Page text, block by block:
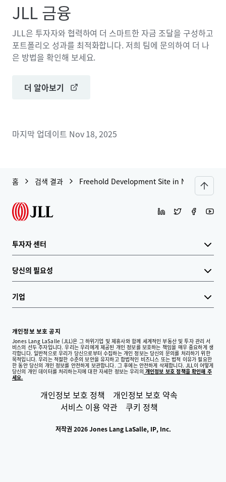
JLL 금융
JLL은 투자자와 협력하여 더 스마트한 자금 조달을 구성하고
포트폴리오 성과를 최적화합니다. 저희 팀에 문의하여 더 나
은 방법을 확인해 보세요.
더 알아보기
마지막 업데이트 Nov 18, 2025
홈 검색 결과 Freehold Development Site in Na Jom
투자자 센터
당신의 필요성
기업
개인정보 보호 공지
Jones Lang LaSalle (JLL)은 그 하위기업 및 제휴사와 함께 세계적인 부동산 및 투자 관리 서
비스의 선두 주자입니다. 우리는 우리에게 제공된 개인 정보를 보호하는 책임을 매우 중요하게 생
각합니다. 일반적으로 우리가 당신으로부터 수집하는 개인 정보는 당신의 문의를 처리하기 위한
목적입니다. 우리는 적절한 수준의 보안을 유지하고 합법적인 비즈니스 또는 법적 이유가 필요한
한 동안 당신의 개인 정보를 안전하게 보관합니다. 그 후에는 안전하게 삭제합니다. JLL이 어떻게
당신의 개인 데이터를 처리하는지에 대한 자세한 정보는 우리의 개인정보 보호 정책을 확인해 주
세요.
개인정보 보호 정책
개인정보 보호 약속
서비스 이용 약관
쿠키 정책
저작권 2026 Jones Lang LaSalle, IP, Inc.